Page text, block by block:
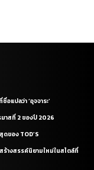
แปลว่า ‘อุจจาระ’
าสที่ 2 ของปี 2026
ของ TOD’S
ร้างสรรค์นิยามใหม่ในสไตล์ที่